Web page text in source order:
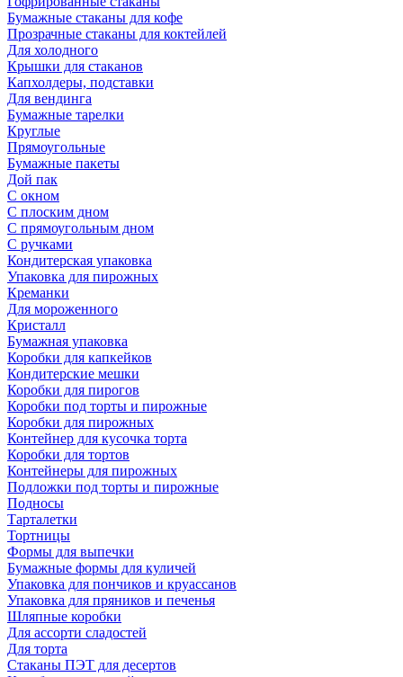
Бумажные стаканы для кофе
Прозрачные стаканы для коктейлей
Для холодного
Крышки для стаканов
Капхолдеры, подставки
Для вендинга
Бумажные тарелки
Круглые
Прямоугольные
Бумажные пакеты
Дой пак
С окном
С плоским дном
С прямоугольным дном
С ручками
Кондитерская упаковка
Упаковка для пирожных
Креманки
Для мороженного
Кристалл
Бумажная упаковка
Коробки для капкейков
Кондитерские мешки
Коробки для пирогов
Коробки под торты и пирожные
Коробки для пирожных
Контейнер для кусочка торта
Коробки для тортов
Контейнеры для пирожных
Подложки под торты и пирожные
Подносы
Тарталетки
Тортницы
Формы для выпечки
Бумажные формы для куличей
Упаковка для пончиков и круассанов
Упаковка для пряников и печенья
Шляпные коробки
Для ассорти сладостей
Для торта
Стаканы ПЭТ для десертов